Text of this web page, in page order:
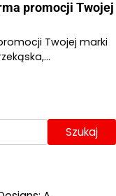
promocji Twojej
Twojej marki
Szukaj